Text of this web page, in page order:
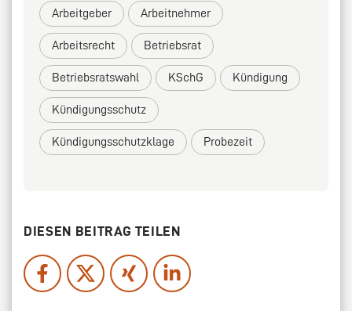
Arbeitgeber Arbeitnehmer
Arbeitsrecht Betriebsrat
Betriebsratswahl KSchG Kündigung
Kündigungsschutz
Kündigungsschutzklage Probezeit
DIESEN BEITRAG TEILEN